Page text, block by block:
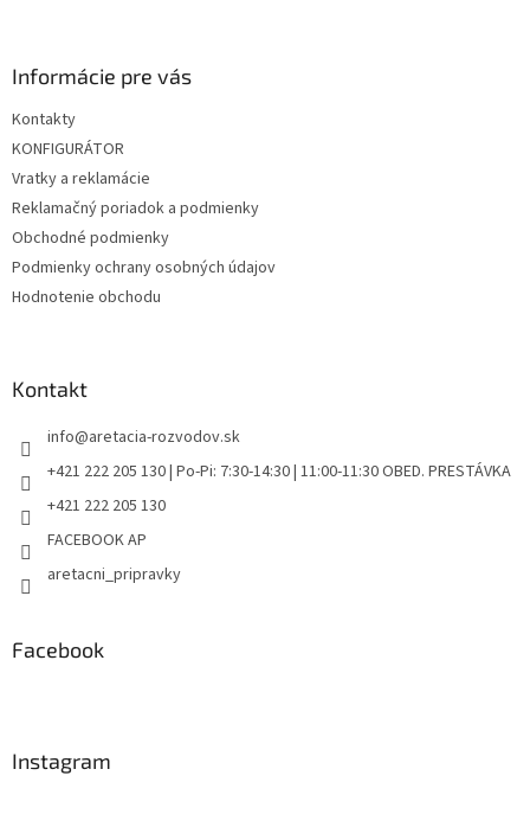
Informácie pre vás
Kontakty
KONFIGURÁTOR
Vratky a reklamácie
Reklamačný poriadok a podmienky
Obchodné podmienky
Podmienky ochrany osobných údajov
Hodnotenie obchodu
Kontakt
info@aretacia-rozvodov.sk
+421 222 205 130 | Po-Pi: 7:30-14:30 | 11:00-11:30 OBED. PRESTÁVKA
+421 222 205 130
FACEBOOK AP
aretacni_pripravky
Facebook
Instagram